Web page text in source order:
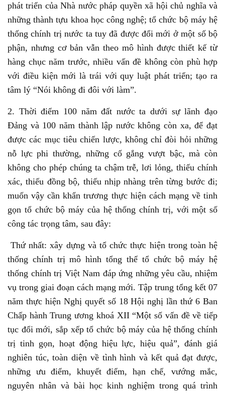
phát triển của Nhà nước pháp quyền xã hội chủ nghĩa và
những thành tựu khoa học công nghệ; tổ chức bộ máy hệ
thống chính trị nước ta tuy đã được đổi mới ở một số bộ
phận, nhưng cơ bản vẫn theo mô hình được thiết kế từ
hàng chục năm trước, nhiều vấn đề không còn phù hợp
với điều kiện mới là trái với quy luật phát triển; tạo ra
tâm lý “Nói không đi đôi với làm”.
2. Thời điểm 100 năm đất nước ta dưới sự lãnh đạo
Đảng và 100 năm thành lập nước không còn xa, để đạt
được các mục tiêu chiến lược, không chỉ đòi hỏi những
nỗ lực phi thường, những cố gắng vượt bậc, mà còn
không cho phép chúng ta chậm trễ, lơi lỏng, thiếu chính
xác, thiếu đồng bộ, thiếu nhịp nhàng trên từng bước đi;
muốn vậy cần khẩn trương thực hiện cách mạng về tinh
gọn tổ chức bộ máy của hệ thống chính trị, với một số
công tác trọng tâm, sau đây:
Thứ nhất: xây dựng và tổ chức thực hiện trong toàn hệ
thống chính trị mô hình tổng thể tổ chức bộ máy hệ
thống chính trị Việt Nam đáp ứng những yêu cầu, nhiệm
vụ trong giai đoạn cách mạng mới. Tập trung tổng kết 07
năm thực hiện Nghị quyết số 18 Hội nghị lần thứ 6 Ban
Chấp hành Trung ương khoá XII “Một số vấn đề về tiếp
tục đổi mới, sắp xếp tổ chức bộ máy của hệ thống chính
trị tinh gọn, hoạt động hiệu lực, hiệu quả”, đánh giá
nghiên túc, toàn diện về tình hình và kết quả đạt được,
những ưu điểm, khuyết điểm, hạn chế, vướng mắc,
nguyên nhân và bài học kinh nghiệm trong quá trình